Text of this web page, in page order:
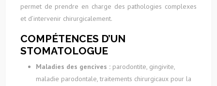
permet de prendre en charge des pathologies complexes
et d’intervenir chirurgicalement.
COMPÉTENCES D’UN
STOMATOLOGUE
Maladies des gencives : parodontite, gingivite,
maladie parodontale, traitements chirurgicaux pour la